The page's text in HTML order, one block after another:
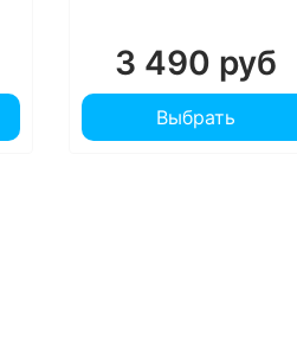
3 490 руб
Выбрать